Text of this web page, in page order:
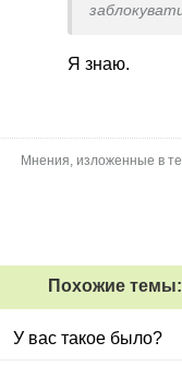
Я знаю.
Мнения, изложенные в
Похожие темы:
У вас такое было?